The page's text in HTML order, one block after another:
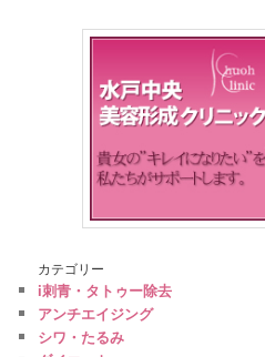
カテゴリー
i刺青・タトゥー除去
アンチエイジング
シワ・たるみ